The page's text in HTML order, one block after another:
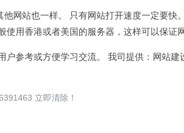
网站也一样。 只有网站打开速度一定要快
用香港或者美国的服务器，这样可以保证
户参考或方便学习交流。 我司提供： 网站建
立即清除！